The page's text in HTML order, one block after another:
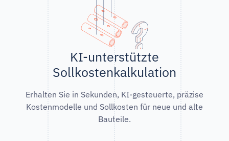
KI-unterstützte
Sollkostenkalkulation
Erhalten Sie in Sekunden, KI-gesteuerte, präzise
Kostenmodelle und Sollkosten für neue und alte
Bauteile.